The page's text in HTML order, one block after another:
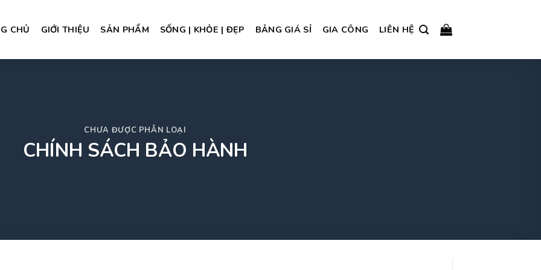
CHỦ GIỚI THIỆU SẢN PHẨM SỐNG | KHỎE | ĐẸP BẢNG GIÁ SỈ GIA CÔNG LIÊN HỆ
CHƯA ĐƯỢC PHÂN LOẠI
CHÍNH SÁCH BẢO HÀNH